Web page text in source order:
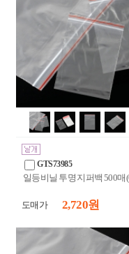
GTS73985
일등비닐 투명 지퍼백 500매
도매가 2,720 원